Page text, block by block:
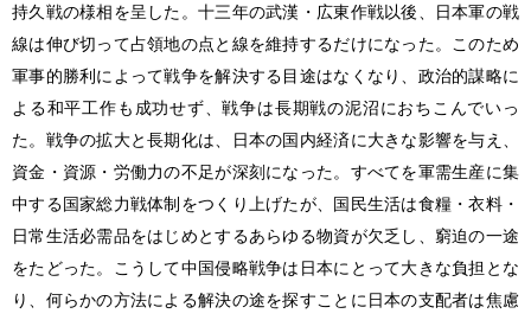
持久戦の様相を呈した。十三年の武漢・広東作戦以後、日本軍の戦
線は伸び切って占領地の点と線を維持するだけになった。このため
軍事的勝利によって戦争を解決する目途はなくなり、政治的謀略に
よる和平工作も成功せず、戦争は長期戦の泥沼におちこんでいっ
た。戦争の拡大と長期化は、日本の国内経済に大きな影響を与え、
資金・資源・労働力の不足が深刻になった。すべてを軍需生産に集
中する国家総力戦体制をつくり上げたが、国民生活は食糧・衣料・
日常生活必需品をはじめとするあらゆる物資が欠乏し、窮迫の一途
をたどった。こうして中国侵略戦争は日本にとって大きな負担とな
り、何らかの方法による解決の途を探すことに日本の支配者は焦慮